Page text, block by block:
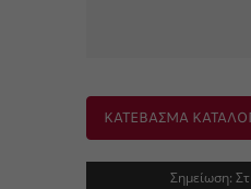
ΚΑΤΕΒΑΣΜΑ
Σημείωση: